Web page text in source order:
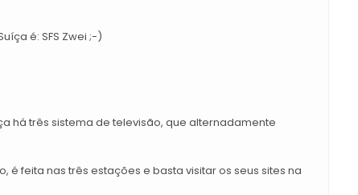
é: SFS Zwei ;-)
há três sistema de televisão, que alternadamente
é feita nas três estações e basta visitar os seus sites na